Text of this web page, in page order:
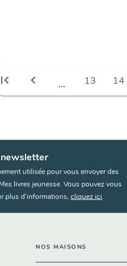
first_page chevron_left ... 13 14
newsletter
utilisée pour vous envoyer des
livres jeunesse. Vous pouvez vous
plus d’informations, cliquez ici.
NOS MAISONS